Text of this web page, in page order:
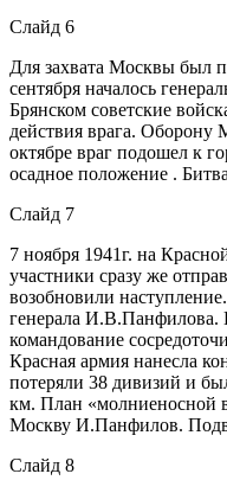
Слайд 6
Для захвата Москвы был
сентября началось
Брянском советские
действия врага.
октябре враг подошел к
осадное положение .
Слайд 7
7 ноября 1941г. на
участники сразу же
возобновили
генерала И.В.Панфилова.
командование
Красная армия нанесла
потеряли 38 дивизий и
км. План «молниеносной
Москву И.Панфилов.
Слайд 8